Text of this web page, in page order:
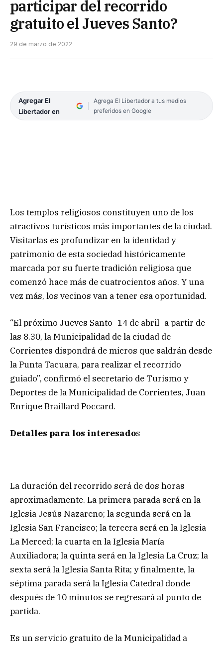
participar del recorrido
gratuito el Jueves Santo?
29 de marzo de 2022
Agregar El
Libertador en
Agrega El Libertador a tus medios
preferidos en Google
Los templos religiosos constituyen uno de los
atractivos turísticos más importantes de la ciudad.
Visitarlas es profundizar en la identidad y
patrimonio de esta sociedad históricamente
marcada por su fuerte tradición religiosa que
comenzó hace más de cuatrocientos años. Y una
vez más, los vecinos van a tener esa oportunidad.
“El próximo Jueves Santo -14 de abril- a partir de
las 8.30, la Municipalidad de la ciudad de
Corrientes dispondrá de micros que saldrán desde
la Punta Tacuara, para realizar el recorrido
guiado”, confirmó el secretario de Turismo y
Deportes de la Municipalidad de Corrientes, Juan
Enrique Braillard Poccard.
Detalles para los interesados
La duración del recorrido será de dos horas
aproximadamente. La primera parada será en la
Iglesia Jesús Nazareno; la segunda será en la
Iglesia San Francisco; la tercera será en la Iglesia
La Merced; la cuarta en la Iglesia María
Auxiliadora; la quinta será en la Iglesia La Cruz; la
sexta será la Iglesia Santa Rita; y finalmente, la
séptima parada será la Iglesia Catedral donde
después de 10 minutos se regresará al punto de
partida.
Es un servicio gratuito de la Municipalidad a